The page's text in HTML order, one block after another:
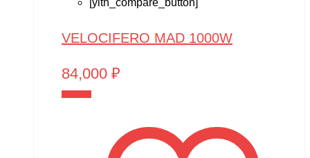
VELOCIFERO MAD 1000W
84,000 ₽